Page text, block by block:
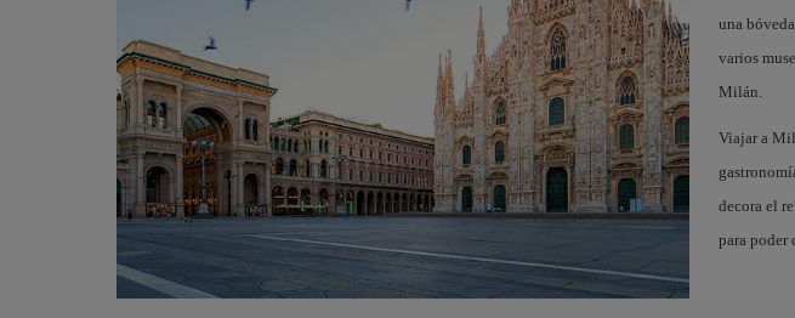
una
varios
Milán.
Viajar a
decora el
para poder